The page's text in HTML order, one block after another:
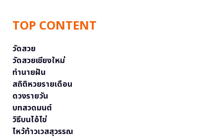
TOP CONTENT
วัดสวย
วัดสวยเชียงใหม่
ทำนายฝัน
สถิติหวยรายเดือน
ดวงรายวัน
บทสวดมนต์
วิธีบนไอ้ไข่
ไหว้ท้าวเวสสุวรรณ